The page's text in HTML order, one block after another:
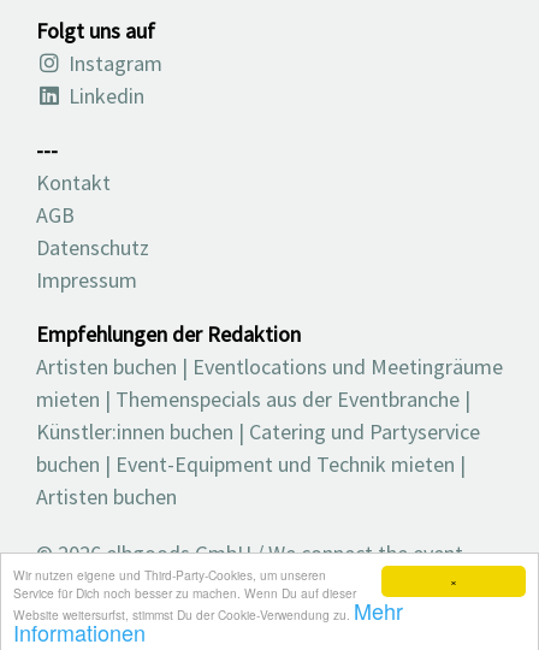
×
Wir nutzen eigene und Third-Party-Cookies, um unseren
Service für Dich noch besser zu machen. Wenn Du auf dieser
Website weitersurfst, stimmst Du der Cookie-Verwendung zu. Mehr
Informationen
Folgt uns auf
Instagram
Linkedin
---
Kontakt
AGB
Datenschutz
Impressum
Empfehlungen der Redaktion
Artisten buchen | Eventlocations und Meetingräume
mieten | Themenspecials aus der Eventbranche |
Künstler:innen buchen | Catering und Partyservice
buchen | Event-Equipment und Technik mieten |
Artisten buchen
© 2026 elbgoods GmbH / We connect the event
industry / Medienvielfalt für die Eventplanung /
Eventbranchenbuch, Blog, Magazin und mehr